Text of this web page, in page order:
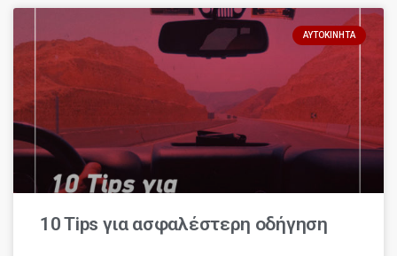
ΑΥΤΟΚΊΝΗΤΑ
10 Tips για ασφαλέστερη οδήγηση